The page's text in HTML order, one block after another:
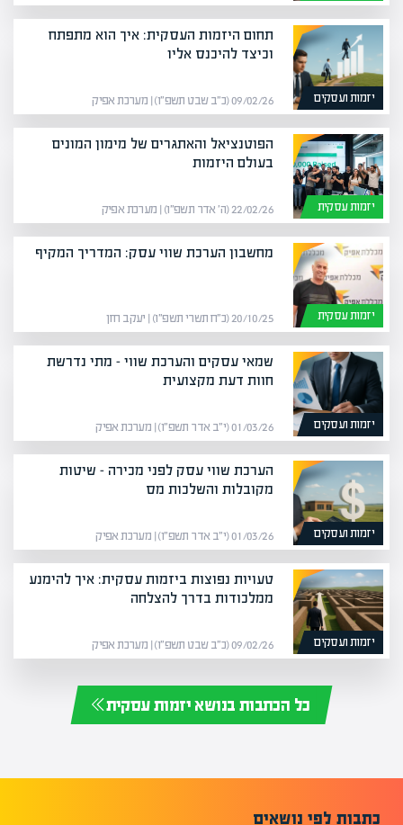
יזמות ועסקים
תחום היזמות העסקית: איך הוא מתפתח
וכיצד להיכנס אליו
09/02/26 (כ״ב שבט תשפ״ו) | מערכת אפיק
יזמות עסקית
הפוטנציאל והאתגרים של מימון המונים
בעולם היזמות
22/02/26 (ה׳ אדר תשפ״ו) | מערכת אפיק
יזמות עסקית
מחשבון הערכת שווי עסק: המדריך המקיף
20/10/25 (כ״ח תשרי תשפ״ו) | יעקב חזן
יזמות ועסקים
שמאי עסקים והערכת שווי – מתי נדרשת
חוות דעת מקצועית
01/03/26 (י״ב אדר תשפ״ו) | מערכת אפיק
יזמות ועסקים
הערכת שווי עסק לפני מכירה – שיטות
מקובלות והשלכות מס
01/03/26 (י״ב אדר תשפ״ו) | מערכת אפיק
יזמות ועסקים
טעויות נפוצות ביזמות עסקית: איך להימנע
ממלכודות בדרך להצלחה
09/02/26 (כ״ב שבט תשפ״ו) | מערכת אפיק
כל הכתבות בנושא יזמות עסקית
כתבות לפי נושאים